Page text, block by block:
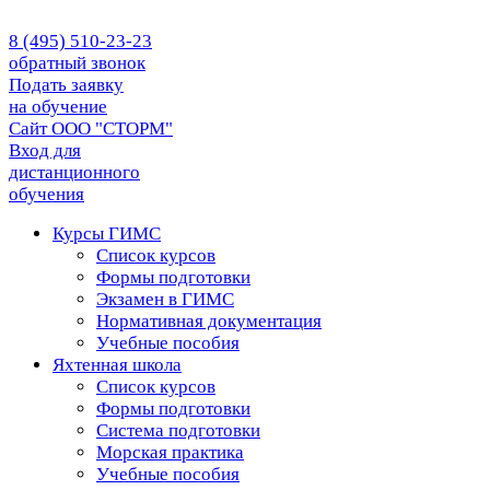
8 (495) 510-23-23
обратный звонок
Подать заявку
на обучение
Сайт ООО "СТОРМ"
Вход для
дистанционного
обучения
Курсы ГИМС
Список курсов
Формы подготовки
Экзамен в ГИМС
Нормативная документация
Учебные пособия
Яхтенная школа
Список курсов
Формы подготовки
Cистема подготовки
Морская практика
Учебные пособия